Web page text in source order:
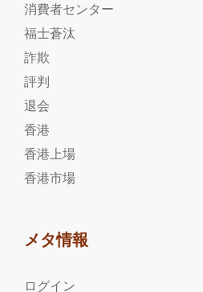
消費者センター
福士蒼汰
詐欺
評判
退会
香港
香港上場
香港市場
メタ情報
ログイン